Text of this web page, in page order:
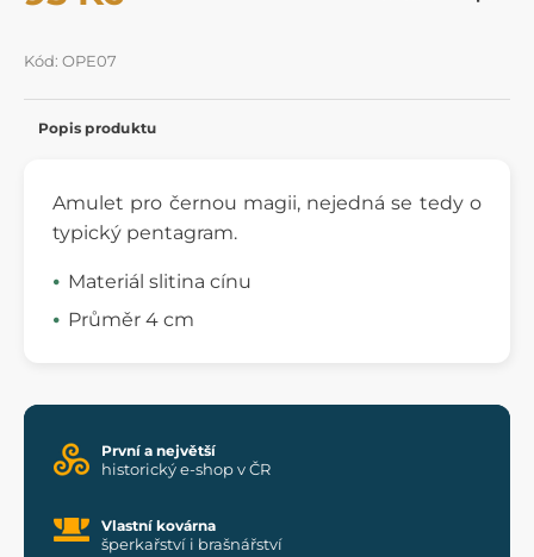
Kód: OPE07
Popis produktu
Amulet pro černou magii, nejedná se tedy o
typický pentagram.
Materiál slitina cínu
Průměr 4 cm
První a největší
historický e-shop v ČR
Vlastní kovárna
šperkařství i brašnářství